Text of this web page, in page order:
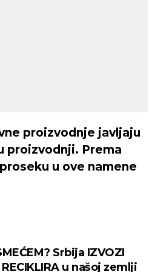
proizvodnje javljaju
proizvodnji. Prema
u ove namene
Srbija IZVOZI
u našoj zemlji
%
Beograd